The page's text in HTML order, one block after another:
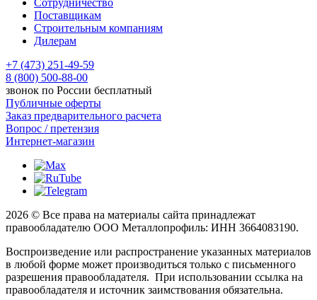
Поставщикам
Строительным компаниям
Дилерам
+7 (473) 251-49-59
8 (800) 500-88-00
звонок по России бесплатный
Публичные оферты
Заказ предварительного расчета
Вопрос / претензия
Интернет-магазин
2026 © Все права на материалы сайта принадлежат
правообладателю ООО Металлопрофиль: ИНН 3664083190.
Воспроизведение или распространение указанных материалов
в любой форме может производиться только с письменного
разрешения правообладателя. При использовании ссылка на
правообладателя и источник заимствования обязательна.